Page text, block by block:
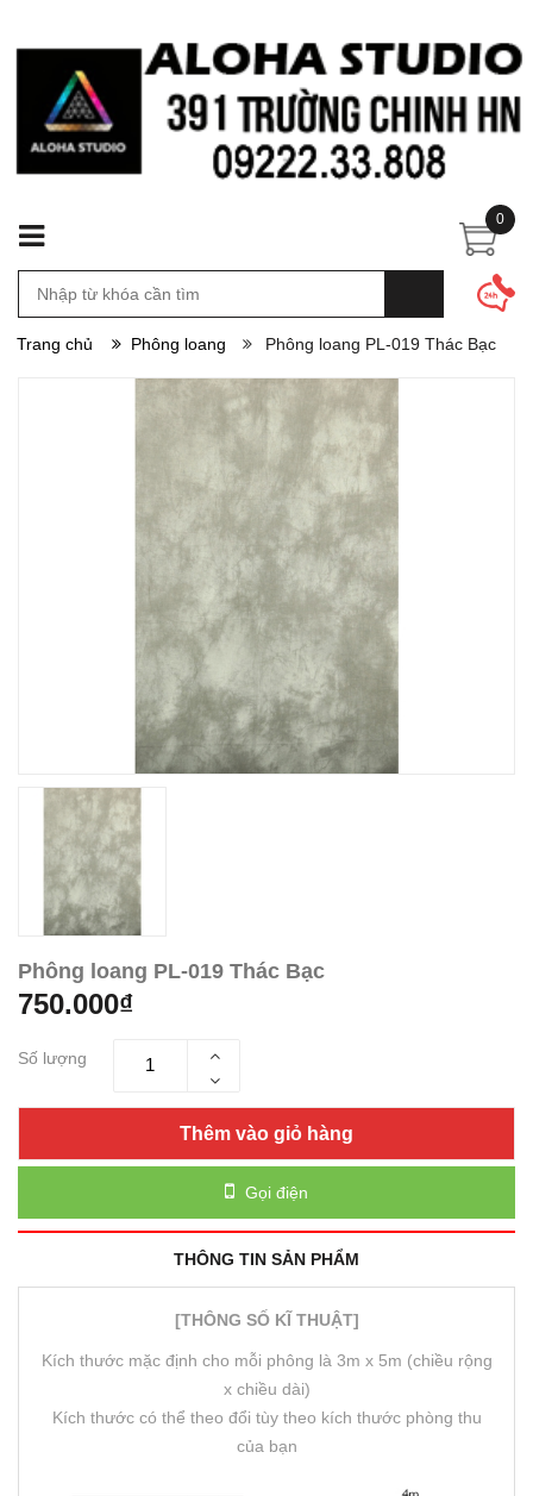
0
Trang chủ Phông loang Phông loang PL-019 Thác Bạc
Phông loang PL-019 Thác Bạc
750.000₫
Số lượng
Thêm vào giỏ hàng
Gọi điện
THÔNG TIN SẢN PHẨM
[THÔNG SỐ KĨ THUẬT]
Kích thước mặc định cho mỗi phông là 3m x 5m (chiều rộng
x chiều dài)
Kích thước có thể theo đổi tùy theo kích thước phòng thu
của bạn